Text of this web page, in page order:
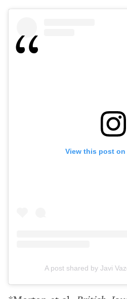
View this post on
A post shared by Javi